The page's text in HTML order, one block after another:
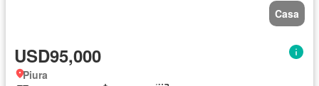
Casa
USD95,000
Piura